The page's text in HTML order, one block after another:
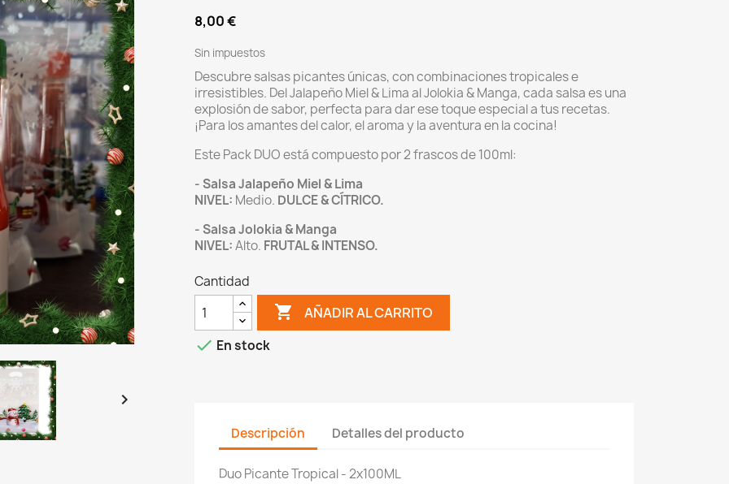

8,00 €
Sin impuestos
Descubre salsas picantes únicas, con combinaciones tropicales e
irresistibles. Del Jalapeño Miel & Lima al Jolokia & Manga, cada salsa es una
explosión de sabor, perfecta para dar ese toque especial a tus recetas.
¡Para los amantes del calor, el aroma y la aventura en la cocina!
Este Pack DUO está compuesto por 2 frascos de 100ml:
- Salsa Jalapeño Miel & Lima
NIVEL: Medio. DULCE & CÍTRICO.
- Salsa Jolokia & Manga
NIVEL:Alto. FRUTAL & INTENSO.
Cantidad
 AÑADIR AL CARRITO
 En stock
Descripción Detalles del producto
Duo Picante Tropical - 2x100ML